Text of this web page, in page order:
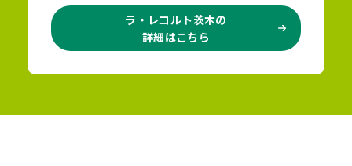
ラ・レコルト茨木の
詳細はこちら